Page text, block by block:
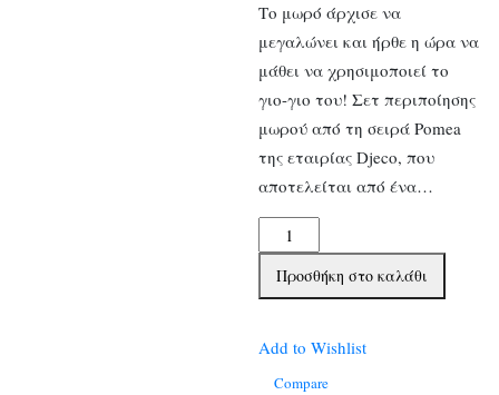
Το μωρό άρχισε να
μεγαλώνει και ήρθε η ώρα να
μάθει να χρησιμοποιεί το
γιο-γιο του! Σετ περιποίησης
μωρού από τη σειρά Pomea
της εταιρίας Djeco, που
αποτελείται από ένα…
Djeco
αξεσουάρ
για
Γιο-
γιό
Προσθήκη στο καλάθι
Add to Wishlist
Compare